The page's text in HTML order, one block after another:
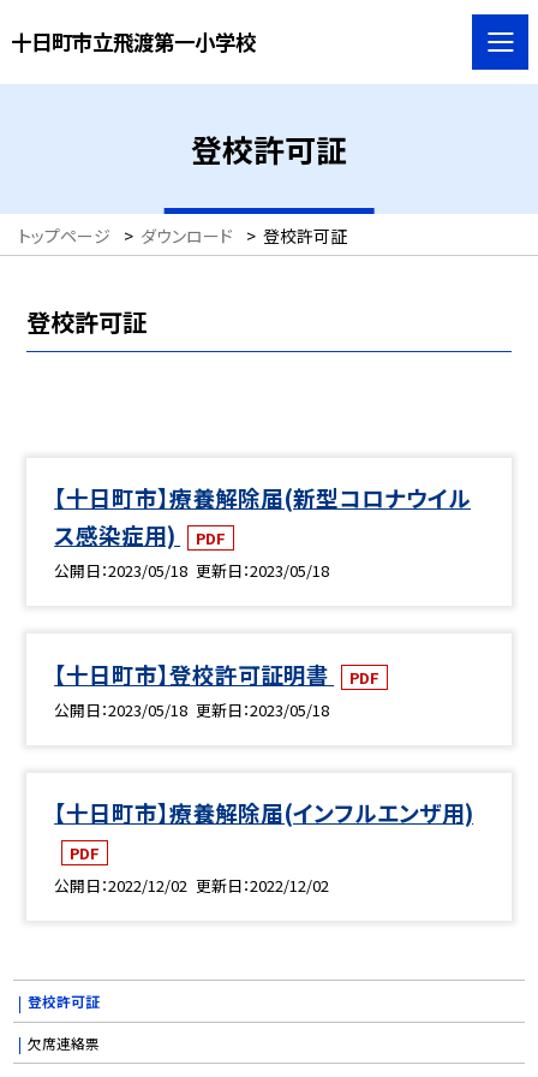
十日町市立飛渡第一小学校
登校許可証
トップページ > ダウンロード > 登校許可証
登校許可証
【十日町市】療養解除届(新型コロナウイル
ス感染症用)
PDF
公開日 2023/05/18 更新日 2023/05/18
【十日町市】登校許可証明書
PDF
公開日 2023/05/18 更新日 2023/05/18
【十日町市】療養解除届(インフルエンザ用)
PDF
公開日 2022/12/02 更新日 2022/12/02
登校許可証
欠席連絡票